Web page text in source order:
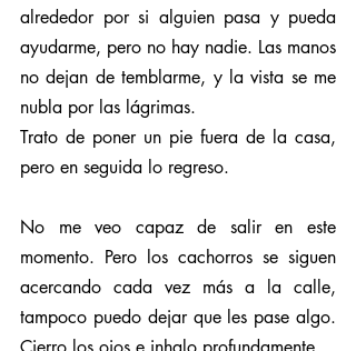
alrededor por si alguien pasa y pueda
ayudarme, pero no hay nadie. Las manos
no dejan de temblarme, y la vista se me
nubla por las lágrimas.
Trato de poner un pie fuera de la casa,
pero en seguida lo regreso.
No me veo capaz de salir en este
momento. Pero los cachorros se siguen
acercando cada vez más a la calle,
tampoco puedo dejar que les pase algo.